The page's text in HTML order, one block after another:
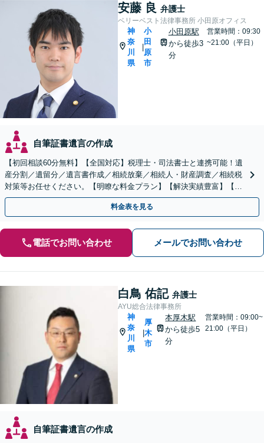
安藤 良 弁護士
ベリーベスト法律事務所 小田原オフィス
神
奈
川
県
小
田
原
市
小田原駅
から徒歩3
分
営業時間：09:30
~21:00（平日）
自筆証書遺言の作成
【初回相談60分無料】【全国対応】税理士・司法書士と連携可能！遺
産分割／遺留分／遺言書作成／相続放棄／相続人・財産調査／相続税
対策等お任せください。【明瞭な料金プラン】【解決実績豊富】【電
話相談可】
料金表を見る
電話でお問い合わせ メールでお問い合わせ
白鳥 佑記 弁護士
AYU総合法律事務所
神
奈
川
県
厚
木
市
本厚木駅
から徒歩5
分
営業時間：09:00~
21:00（平日）
自筆証書遺言の作成